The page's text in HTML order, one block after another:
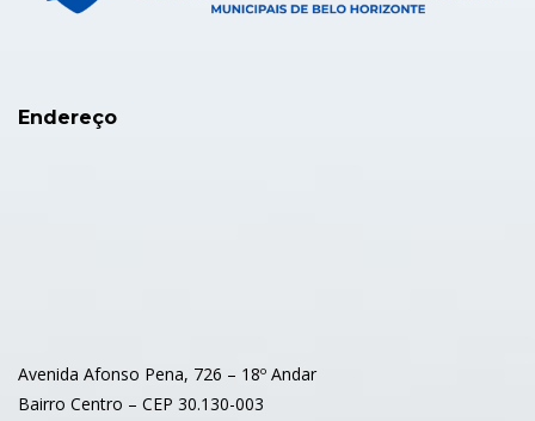
Endereço
Avenida Afonso Pena, 726 – 18º Andar
Bairro Centro – CEP 30.130-003